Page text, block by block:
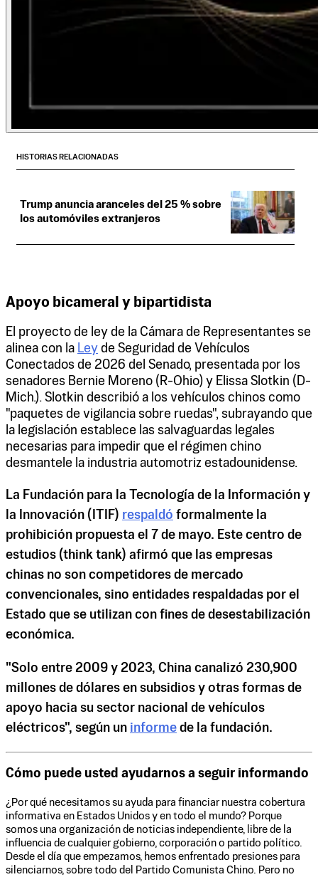
HISTORIAS RELACIONADAS
Trump anuncia aranceles del 25 % sobre
los automóviles extranjeros
Apoyo bicameral y bipartidista
El proyecto de ley de la Cámara de Representantes se
alinea con la Ley de Seguridad de Vehículos
Conectados de 2026 del Senado, presentada por los
senadores Bernie Moreno (R-Ohio) y Elissa Slotkin (D-
Mich.). Slotkin describió a los vehículos chinos como
"paquetes de vigilancia sobre ruedas", subrayando que
la legislación establece las salvaguardas legales
necesarias para impedir que el régimen chino
desmantele la industria automotriz estadounidense.
La Fundación para la Tecnología de la Información y
la Innovación (ITIF) respaldó formalmente la
prohibición propuesta el 7 de mayo. Este centro de
estudios (think tank) afirmó que las empresas
chinas no son competidores de mercado
convencionales, sino entidades respaldadas por el
Estado que se utilizan con fines de desestabilización
económica.
"Solo entre 2009 y 2023, China canalizó 230,900
millones de dólares en subsidios y otras formas de
apoyo hacia su sector nacional de vehículos
eléctricos", según un informe de la fundación.
Cómo puede usted ayudarnos a seguir informando
¿Por qué necesitamos su ayuda para financiar nuestra cobertura
informativa en Estados Unidos y en todo el mundo? Porque
somos una organización de noticias independiente, libre de la
influencia de cualquier gobierno, corporación o partido político.
Desde el día que empezamos, hemos enfrentado presiones para
silenciarnos, sobre todo del Partido Comunista Chino. Pero no